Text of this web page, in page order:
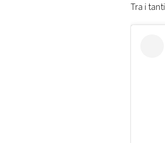
Tra i